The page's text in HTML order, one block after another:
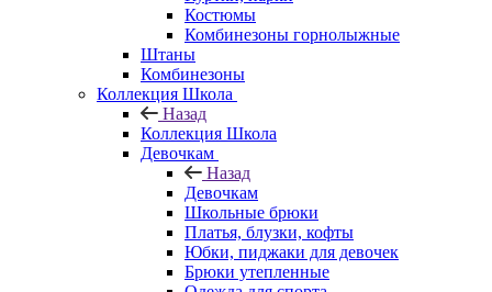
Костюмы
Комбинезоны горнолыжные
Штаны
Комбинезоны
Коллекция Школа
Назад
Коллекция Школа
Девочкам
Назад
Девочкам
Школьные брюки
Платья, блузки, кофты
Юбки, пиджаки для девочек
Брюки утепленные